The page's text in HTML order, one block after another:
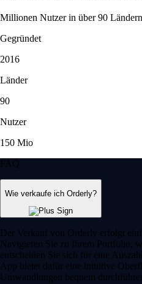
Millionen Nutzer in über 90 Ländern
Gegründet
2016
Länder
90
Nutzer
150 Mio
FAQ
Wie verkaufe ich Orderly?
Der Verkauf von Orderly erfolgt
Navigieren Sie zu Ihrem Portfolio,
entscheiden Sie sich für eine
App bietet dafür eine intuitive
Umwandlungen bequem